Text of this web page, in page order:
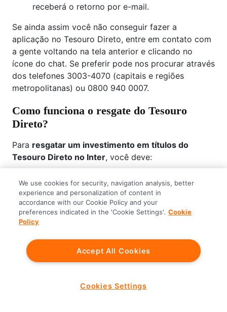
receberá o retorno por e-mail.
Se ainda assim você não conseguir fazer a
aplicação no Tesouro Direto, entre em contato com
a gente voltando na tela anterior e clicando no
ícone do chat. Se preferir pode nos procurar através
dos telefones 3003-4070 (capitais e regiões
metropolitanas) ou 0800 940 0007.
Como funciona o resgate do Tesouro
Direto?
Para resgatar um investimento em títulos do
Tesouro Direto no Inter, você deve:
Ver carteira/resgatar;
Selecione o título que deseja resgatar;
Digite o valor do resgate;
Clique em "Resgatar".
Se o pedido de
resgate do Tesouro Direto
realizado em dias úteis entre 9:30h e 13h o crédito é
solicitado em dias úteis entre 13h e 18h, o valor será
We use cookies for security, navigation analysis, better
experience and personalization of content in
accordance with our Cookie Policy and your
preferences indicated in the 'Cookie Settings'. Cookie
Policy
Accept All Cookies
Cookies Settings